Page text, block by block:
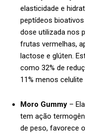
elasticidade e
peptídeos
dose utilizada nos
frutas vermelhas,
lactose e glúten.
como 32% de
11% menos
Moro Gummy –
tem ação
de peso, favorece